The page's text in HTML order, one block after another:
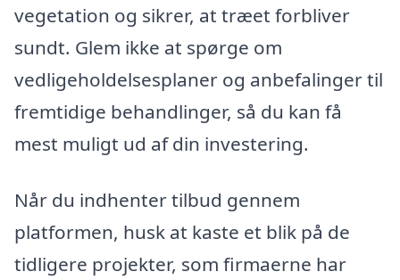
vegetation og sikrer, at træet forbliver
sundt. Glem ikke at spørge om
vedligeholdelsesplaner og anbefalinger til
fremtidige behandlinger, så du kan få
mest muligt ud af din investering.
Når du indhenter tilbud gennem
platformen, husk at kaste et blik på de
tidligere projekter, som firmaerne har